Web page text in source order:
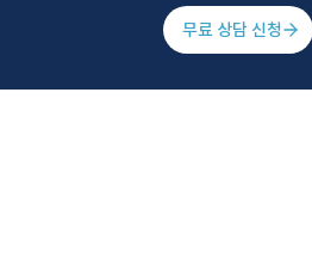
무료 상담 신청